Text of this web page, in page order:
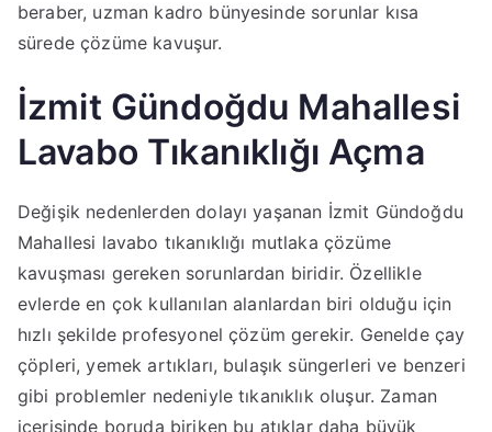
beraber, uzman kadro bünyesinde sorunlar kısa
sürede çözüme kavuşur.
İzmit Gündoğdu Mahallesi
Lavabo Tıkanıklığı Açma
Değişik nedenlerden dolayı yaşanan İzmit Gündoğdu
Mahallesi lavabo tıkanıklığı mutlaka çözüme
kavuşması gereken sorunlardan biridir. Özellikle
evlerde en çok kullanılan alanlardan biri olduğu için
hızlı şekilde profesyonel çözüm gerekir. Genelde çay
çöpleri, yemek artıkları, bulaşık süngerleri ve benzeri
gibi problemler nedeniyle tıkanıklık oluşur. Zaman
içerisinde boruda biriken bu atıklar daha büyük